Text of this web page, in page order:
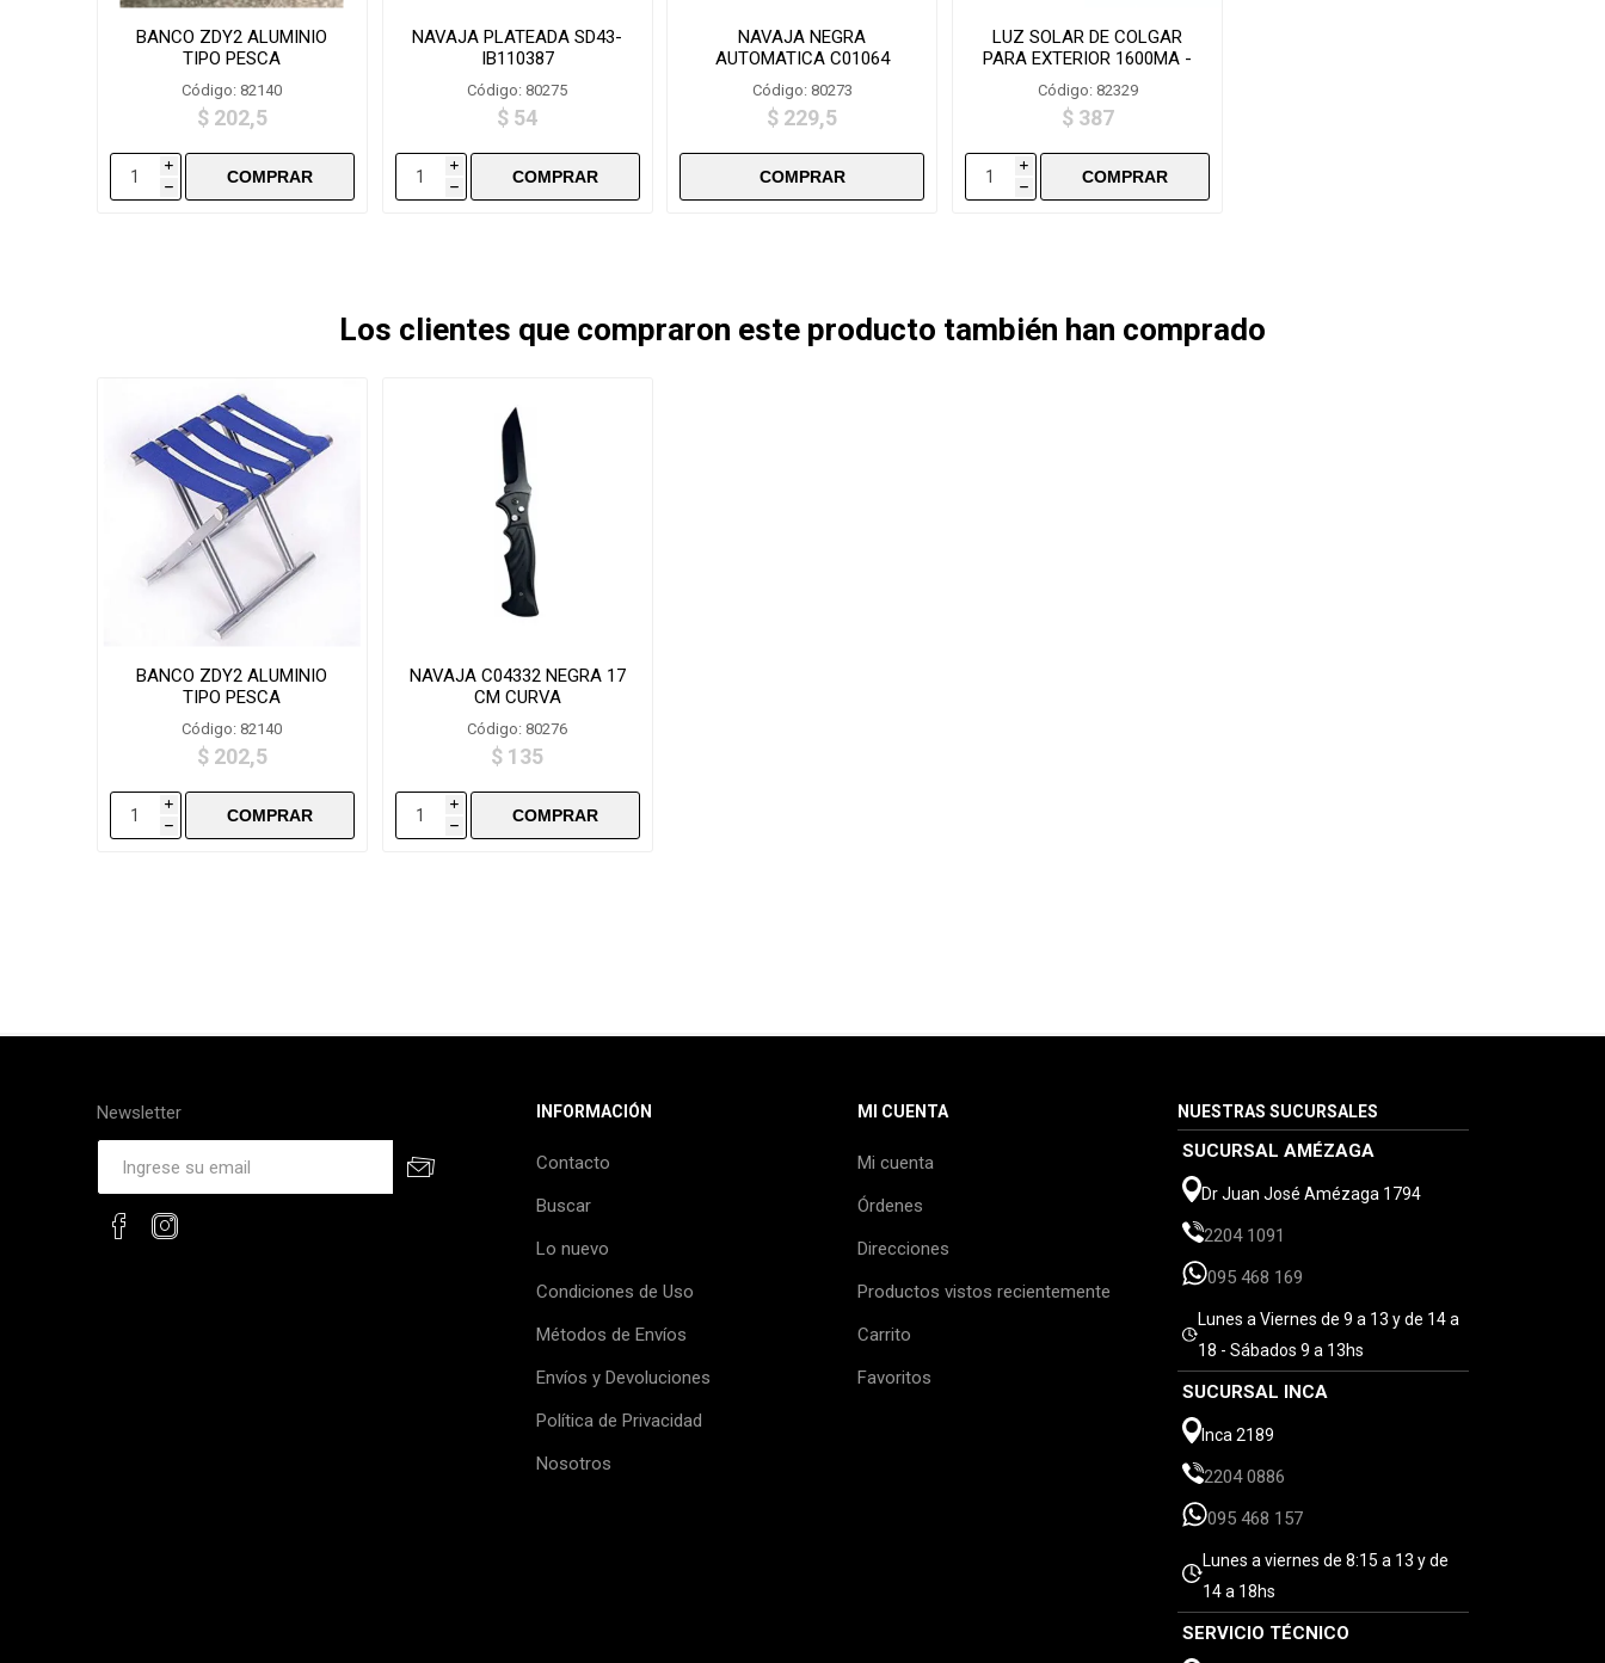
BANCO ZDY2 ALUMINIO
TIPO PESCA
Código: 82140
$ 202,5
i
h
NAVAJA PLATEADA SD43-
IB110387
Código: 80275
$ 54
i
h
NAVAJA NEGRA
AUTOMATICA C01064
Código: 80273
$ 229,5
LUZ SOLAR DE COLGAR
PARA EXTERIOR 1600MA -
ZQD802
Código: 82329
$ 387
i
h
Los clientes que compraron este producto también han comprado
BANCO ZDY2 ALUMINIO
TIPO PESCA
Código: 82140
$ 202,5
i
h
NAVAJA C04332 NEGRA 17
CM CURVA
Código: 80276
$ 135
i
h
Newsletter INFORMACIÓN
Contacto
Buscar
Lo nuevo
Condiciones de Uso
Métodos de Envíos
Envíos y Devoluciones
Política de Privacidad
Nosotros
MI CUENTA
Mi cuenta
Órdenes
Direcciones
Productos vistos recientemente
Carrito
Favoritos
NUESTRAS SUCURSALES
SUCURSAL AMÉZAGA
Dr Juan José Amézaga 1794
2204 1091
095 468 169
Lunes a Viernes de 9 a 13 y de 14 a
18 - Sábados 9 a 13hs
SUCURSAL INCA
Inca 2189
2204 0886
095 468 157
Lunes a viernes de 8:15 a 13 y de
14 a 18hs
SERVICIO TÉCNICO